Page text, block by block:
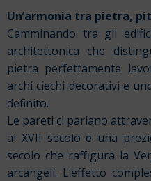
Un’armonia tra pietra,
Camminando tra gli
architettonica che
pietra perfettamente
archi ciechi decorativi e
definito.
Le pareti ci parlano
al XVII secolo e una
secolo che raffigura la
arcangeli. L’effetto